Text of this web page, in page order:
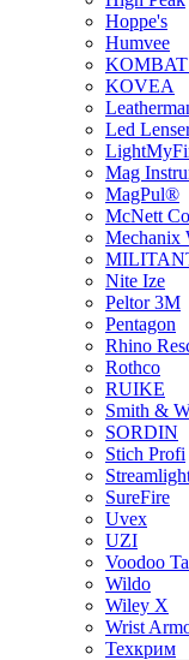
Hoppe's
Humvee
KOVEA
Led
Mag
MagPul®
McNett
Mechanix
Nite Ize
Peltor 3M
Pentagon
Rhino
Rothco
RUIKE
Smith &
SORDIN
Stich Profi
SureFire
Uvex
UZI
Voodoo
Wildo
Wiley X
Wrist
Техкрим